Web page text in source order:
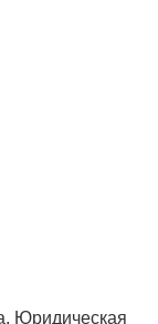
Юридическая